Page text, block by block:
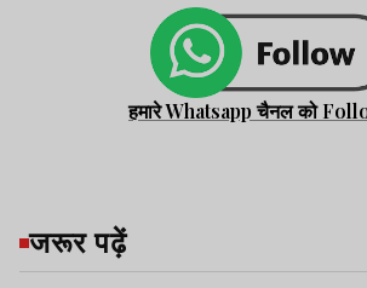
हमारे Whatsapp चैनल को
जरूर पढ़ें